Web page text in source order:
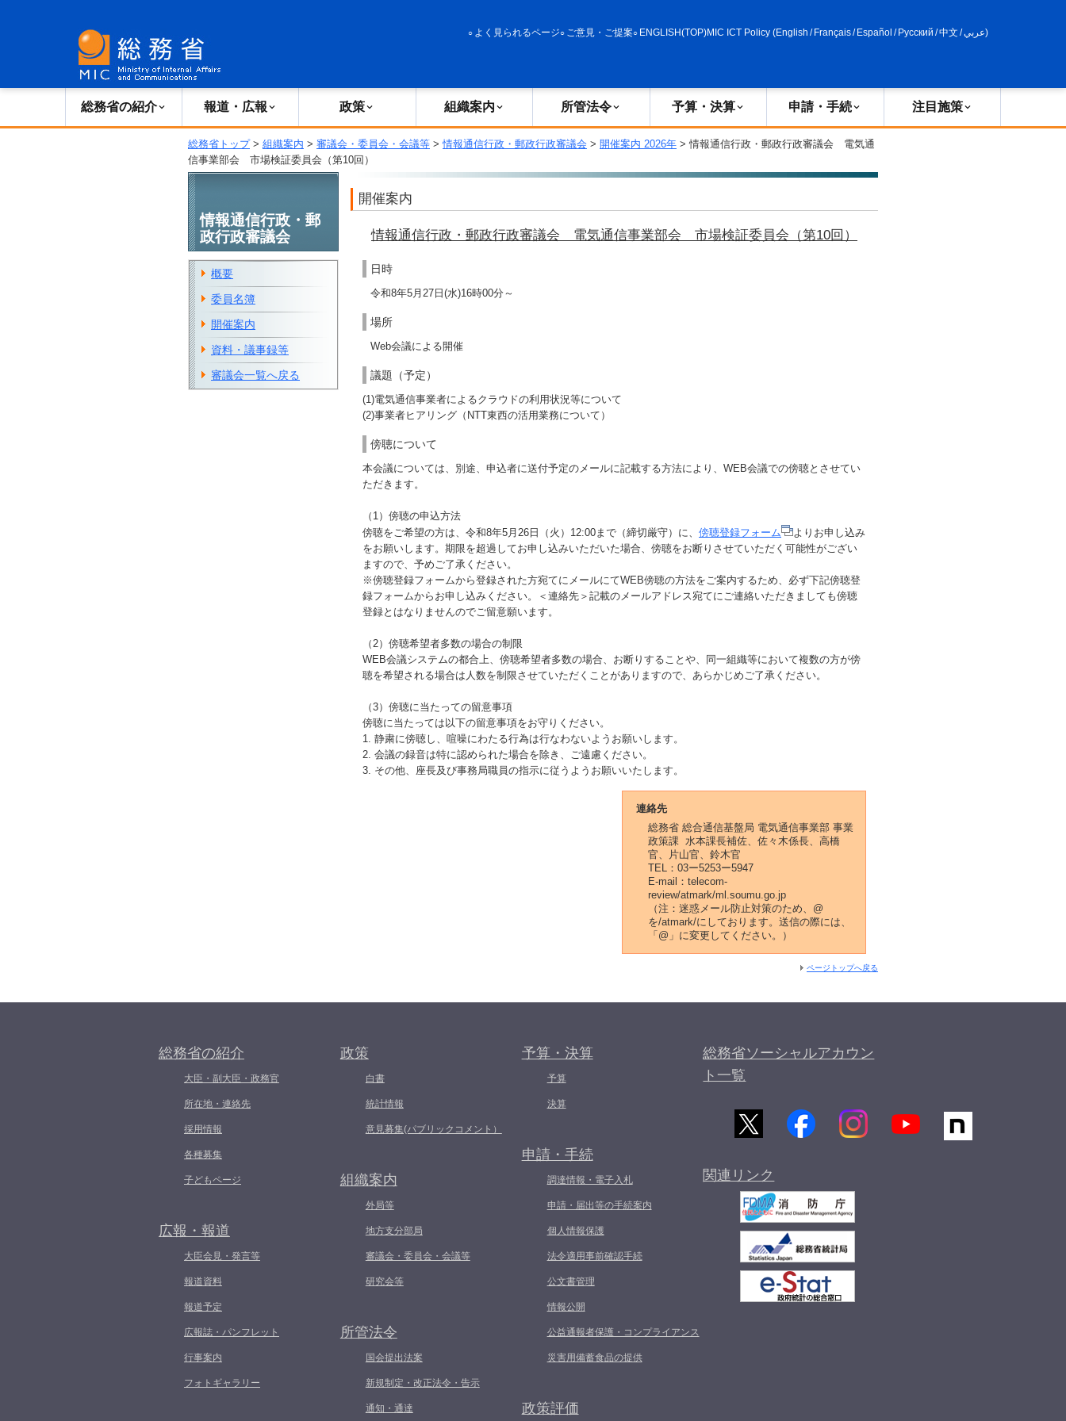
よく見られるページ ご意見・ご提案 ENGLISH(TOP)MIC ICT Policy (English / Français/ Español / Русский /中文 /عربي)
総務省の紹介 報道・広報 政策 組織案内 所管法令 予算・決算 申請・手続 注目施策
総務省トップ> 組織案内 > 審議会・委員会・会議等 >情報通信行政・郵政行政審議会 > 開催案内 2026年 > 情報通信行政・郵政行政審議会 電気通
信事業部会 市場検証委員会（第10回）
開催案内
情報通信行政・郵政行政審議会 電気通信事業部会 市場検証委員会（第10回）
日時
令和8年5月27日(水)16時00分～
場所
Web会議による開催
議題（予定）
(1)電気通信事業者によるクラウドの利用状況等について
(2)事業者ヒアリング（NTT東西の活用業務について）
傍聴について
本会議については、別途、申込者に送付予定のメールに記載する方法により、WEB会議での傍聴とさせてい
ただきます。
（1）傍聴の申込方法
傍聴をご希望の方は、令和8年5月26日（火）12:00まで（締切厳守）に、 傍聴登録フォーム
よりお申し込み
をお願いします。期限を超過してお申し込みいただいた場合、傍聴をお断りさせていただく可能性がござい
ますので、予めご了承ください。
※傍聴登録フォームから登録された方宛てにメールにてWEB傍聴の方法をご案内するため、必ず下記傍聴登
録フォームからお申し込みください。＜連絡先＞記載のメールアドレス宛てにご連絡いただきましても傍聴
登録とはなりませんのでご留意願います。
（2）傍聴希望者多数の場合の制限
WEB会議システムの都合上、傍聴希望者多数の場合、お断りすることや、同一組織等において複数の方が傍
聴を希望される場合は人数を制限させていただくことがありますので、あらかじめご了承ください。
（3）傍聴に当たっての留意事項
傍聴に当たっては以下の留意事項をお守りください。
1. 静粛に傍聴し、喧噪にわたる行為は行なわないようお願いします。
2. 会議の録音は特に認められた場合を除き、ご遠慮ください。
3. その他、座長及び事務局職員の指示に従うようお願いいたします。
連絡先
総務省 総合通信基盤局 電気通信事業部 事業
政策課 水本課長補佐、佐々木係長、高橋
官、片山官、鈴木官
TEL：03ー5253ー5947
E-mail：telecom-
review/atmark/ml.soumu.go.jp
（注：迷惑メール防止対策のため、@
を/atmark/にしております。送信の際には、
「@」に変更してください。）
ページトップへ戻る
情報通信行政・郵
政行政審議会
概要
委員名簿
開催案内
資料・議事録等
審議会一覧へ戻る
総務省の紹介
大臣・副大臣・政務官
所在地・連絡先
採用情報
各種募集
子どもページ
広報・報道
大臣会見・発言等
報道資料
報道予定
広報誌・パンフレット
行事案内
フォトギャラリー
政策
白書
統計情報
意見募集(パブリックコメント）
組織案内
外局等
地方支分部局
審議会・委員会・会議等
研究会等
所管法令
国会提出法案
新規制定・改正法令・告示
通知・通達
予算・決算
予算
決算
申請・手続
調達情報・電子入札
申請・届出等の手続案内
個人情報保護
法令適用事前確認手続
公文書管理
情報公開
公益通報者保護・コンプライアンス
災害用備蓄食品の提供
政策評価
総務省ソーシャルアカウン
ト一覧
関連リンク